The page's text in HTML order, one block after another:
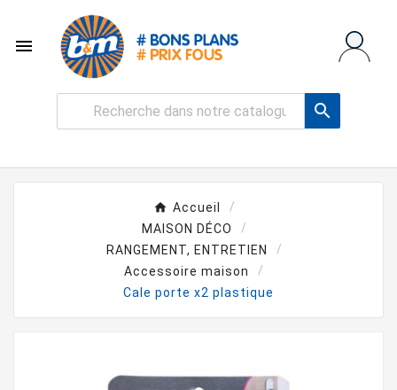


Accueil
MAISON DÉCO
RANGEMENT, ENTRETIEN
Accessoire maison
Cale porte x2 plastique